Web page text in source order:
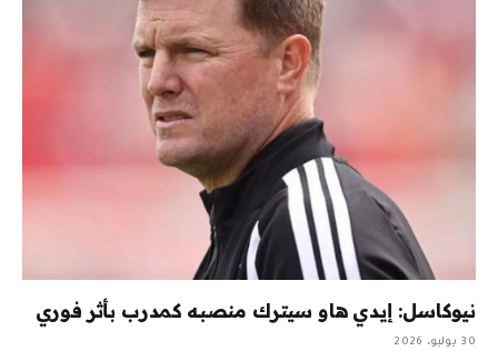
نيوكاسل: إيدي هاو سيترك منصبه كمدرب بأثر فوري
30 يوليو، 2026